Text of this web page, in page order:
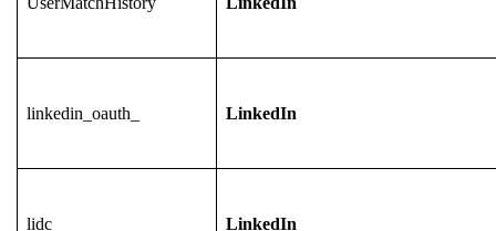
linkedin_oauth_ LinkedIn
lidc LinkedIn